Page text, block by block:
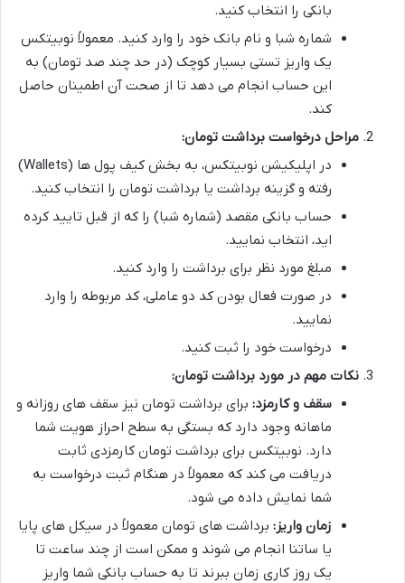
بانکی را انتخاب کنید.
شماره شبا و نام بانک خود را وارد کنید. معمولاً نوبیتکس
یک واریز تستی بسیار کوچک (در حد چند صد تومان) به
این حساب انجام می دهد تا از صحت آن اطمینان حاصل
کند.
مراحل درخواست برداشت تومان:
در اپلیکیشن نوبیتکس، به بخش کیف پول ها (Wallets)
رفته و گزینه برداشت یا برداشت تومان را انتخاب کنید.
حساب بانکی مقصد (شماره شبا) را که از قبل تایید کرده
اید، انتخاب نمایید.
مبلغ مورد نظر برای برداشت را وارد کنید.
در صورت فعال بودن کد دو عاملی، کد مربوطه را وارد
نمایید.
درخواست خود را ثبت کنید.
نکات مهم در مورد برداشت تومان:
سقف و کارمزد: برای برداشت تومان نیز سقف های روزانه و
ماهانه وجود دارد که بستگی به سطح احراز هویت شما
دارد. نوبیتکس برای برداشت تومان کارمزدی ثابت
دریافت می کند که معمولاً در هنگام ثبت درخواست به
شما نمایش داده می شود.
زمان واریز: برداشت های تومان معمولاً در سیکل های پایا
یا ساتنا انجام می شوند و ممکن است از چند ساعت تا
یک روز کاری زمان ببرند تا به حساب بانکی شما واریز